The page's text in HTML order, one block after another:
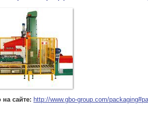
сайте: http://www.gbo-group.com/